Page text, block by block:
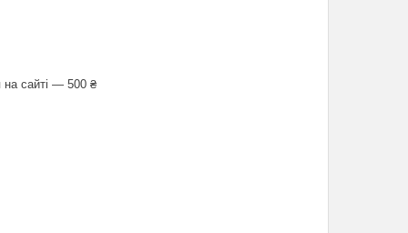
на сайті — 500 ₴